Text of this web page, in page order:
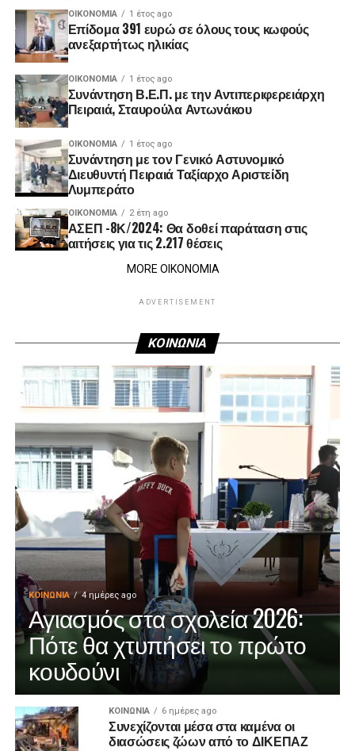
ΟΙΚΟΝΟΜΊΑ 1 έτος ago
Επίδομα 391 ευρώ σε όλους τους κωφούς
ανεξαρτήτως ηλικίας
ΟΙΚΟΝΟΜΊΑ 1 έτος ago
Συνάντηση Β.Ε.Π. με την Αντιπεριφερειάρχη
Πειραιά, Σταυρούλα Αντωνάκου
ΟΙΚΟΝΟΜΊΑ 1 έτος ago
Συνάντηση με τον Γενικό Αστυνομικό
Διευθυντή Πειραιά Ταξίαρχο Αριστείδη
Λυμπεράτο
ΟΙΚΟΝΟΜΊΑ 2 έτη ago
ΑΣΕΠ -8Κ/2024: Θα δοθεί παράταση στις
αιτήσεις για τις 2.217 θέσεις
MORE ΟΙΚΟΝΟΜΙΑ
ADVERTISEMENT
ΚΟΙΝΩΝΙΑ
ΚΟΙΝΩΝΊΑ 4 ημέρες ago
Αγιασμός στα σχολεία 2026:
Πότε θα χτυπήσει το πρώτο
κουδούνι
ΚΟΙΝΩΝΊΑ 6 ημέρες ago
Συνεχίζονται μέσα στα καμένα οι
διασώσεις ζώων από το ΔΙΚΕΠΑΖ